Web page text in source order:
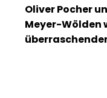
Oliver Pocher
Meyer-Wölden